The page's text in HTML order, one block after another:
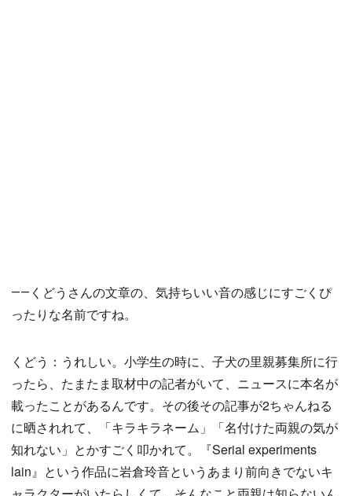
――くどうさんの文章の、気持ちいい音の感じにすごくぴ
ったりな名前ですね。
くどう：うれしい。小学生の時に、子犬の里親募集所に行
ったら、たまたま取材中の記者がいて、ニュースに本名が
載ったことがあるんです。その後その記事が2ちゃんねる
に晒されれて、「キラキラネーム」「名付けた両親の気が
知れない」とかすごく叩かれて。『Serial experiments
lain』という作品に岩倉玲音というあまり前向きでないキ